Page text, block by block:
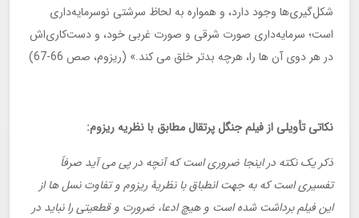
شکل‌گیری‌ها وجود دارد، و همواره به لحاظ سرشتی نوسرمایه‌داری
است؛ سرمایه‌داری صورت شرقی و صورت غربی خود، و دست‌کاری‌اش
در هر دوی آن ها را، هرچه بدتر خلق می کند.» (ریزوم، صص 66-67)
نکاتی تأویلی از فیلم جنگل پرتقال مطابق با نظریه ریزوم:
ذکر یک نکته در اینجا ضروری است که آنچه در پی می آید صرفاً
تفسیری است که به جهت انطباق با نظریۀ ریزوم و تفاوت نسل ها از
این فیلم برداشت شده است و هیچ ادعا، ضرورت و قطعیتی را نباید در